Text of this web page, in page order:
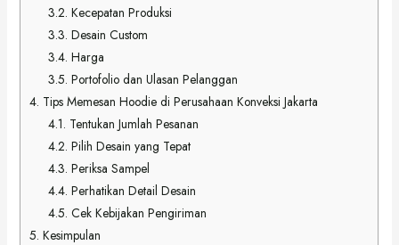
3.2. Kecepatan Produksi
3.3. Desain Custom
3.4. Harga
3.5. Portofolio dan Ulasan Pelanggan
4. Tips Memesan Hoodie di Perusahaan Konveksi Jakarta
4.1. Tentukan Jumlah Pesanan
4.2. Pilih Desain yang Tepat
4.3. Periksa Sampel
4.4. Perhatikan Detail Desain
4.5. Cek Kebijakan Pengiriman
5. Kesimpulan